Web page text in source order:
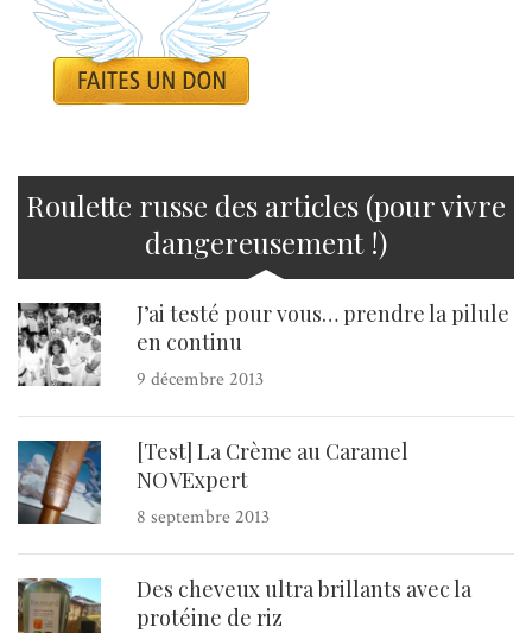
Roulette russe des articles (pour vivre
dangereusement !)
J’ai testé pour vous… prendre la pilule
en continu
9 décembre 2013
[Test] La Crème au Caramel
NOVExpert
8 septembre 2013
Des cheveux ultra brillants avec la
protéine de riz